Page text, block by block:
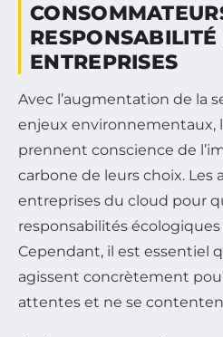
RESPONSABILITÉ
ENTREPRISES
Avec l’augmentation de la
enjeux environnementaux,
prennent conscience de
carbone de leurs choix. Les
entreprises du cloud pour
responsabilités écologiques
Cependant, il est essentiel
agissent concrètement
attentes et ne se